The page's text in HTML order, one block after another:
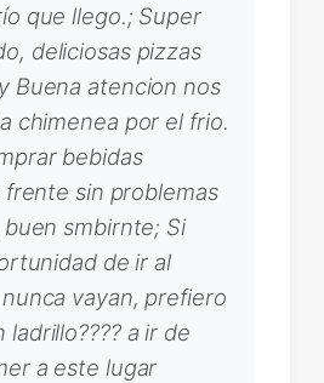
que llego.; Super
deliciosas pizzas
Buena atencion nos
chimenea por el frio.
bebidas
sin problemas
smbirnte; Si
de ir al
vayan, prefiero
a ir de
a este lugar